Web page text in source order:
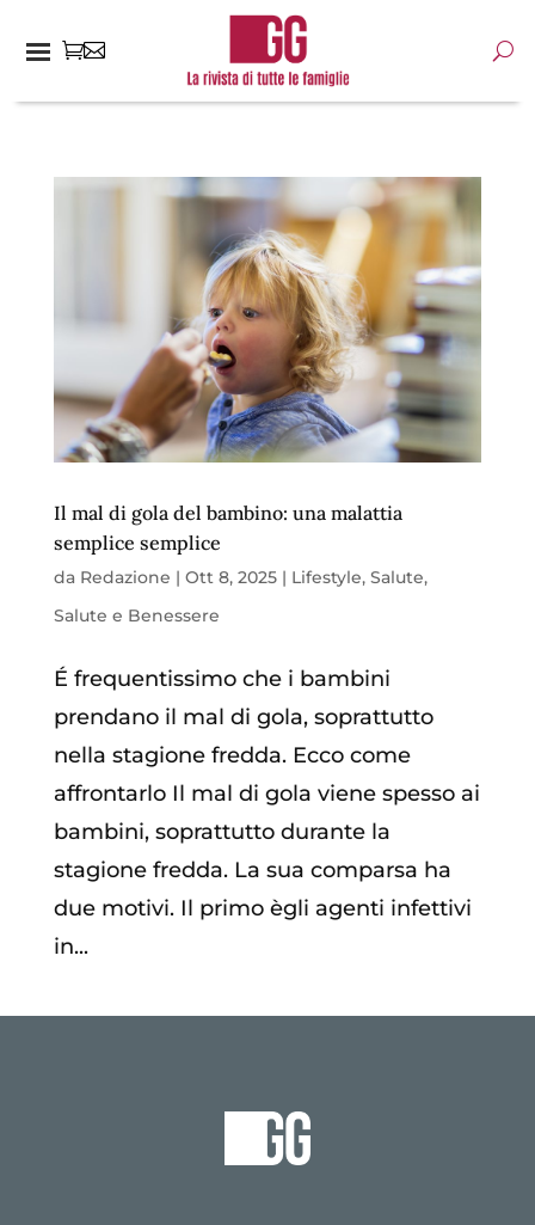
Il mal di gola del bambino: una malattia
semplice semplice
da Redazione | Ott 8, 2025| Lifestyle, Salute,
Salute e Benessere
É frequentissimo che i bambini
prendano il mal di gola, soprattutto
nella stagione fredda. Ecco come
affrontarlo Il mal di gola viene spesso ai
bambini, soprattutto durante la
stagione fredda. La sua comparsa ha
due motivi. Il primo ègli agenti infettivi
in...